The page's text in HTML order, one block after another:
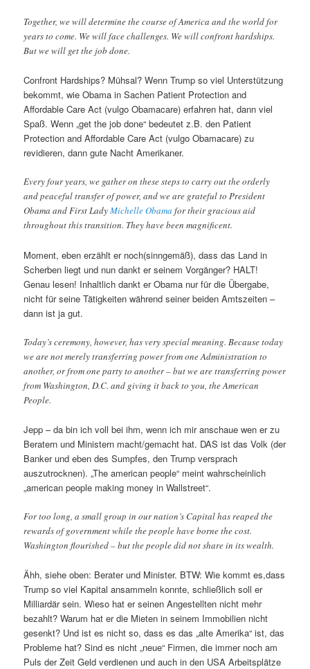
Together, we will determine the course of America and the world for
years to come. We will face challenges. We will confront hardships.
But we will get the job done.
Confront Hardships? Mühsal? Wenn Trump so viel Unterstützung
bekommt, wie Obama in Sachen Patient Protection and
Affordable Care Act (vulgo Obamacare) erfahren hat, dann viel
Spaß. Wenn „get the job done“ bedeutet z.B. den Patient
Protection and Affordable Care Act (vulgo Obamacare) zu
revidieren, dann gute Nacht Amerikaner.
Every four years, we gather on these steps to carry out the orderly
and peaceful transfer of power, and we are grateful to President
Obama and First LadyMichelle Obama for their gracious aid
throughout this transition. They have been magnificent.
Moment, eben erzählt er noch(sinngemäß), dass das Land in
Scherben liegt und nun dankt er seinem Vorgänger? HALT!
Genau lesen! Inhaltlich dankt er Obama nur für die Übergabe,
nicht für seine Tätigkeiten während seiner beiden Amtszeiten –
dann ist ja gut.
Today’s ceremony, however, has very special meaning. Because today
we are not merely transferring power from one Administration to
another, or from one party to another – but we are transferring power
from Washington, D.C. and giving it back to you, the American
People.
Jepp – da bin ich voll bei ihm, wenn ich mir anschaue wen er zu
Beratern und Ministern macht/gemacht hat. DAS ist das Volk (der
Banker und eben des Sumpfes, den Trump versprach
auszutrocknen). „The american people“ meint wahrscheinlich
„american people making money in Wallstreet“.
For too long, a small group in our nation’s Capital has reaped the
rewards of government while the people have borne the cost.
Washington flourished – but the people did not share in its wealth.
Ähh, siehe oben: Berater und Minister. BTW: Wie kommt es,dass
Trump so viel Kapital ansammeln konnte, schließlich soll er
Milliardär sein. Wieso hat er seinen Angestellten nicht mehr
bezahlt? Warum hat er die Mieten in seinem Immobilien nicht
gesenkt? Und ist es nicht so, dass es das „alte Amerika“ ist, das
Probleme hat? Sind es nicht „neue“ Firmen, die immer noch am
Puls der Zeit Geld verdienen und auch in den USA Arbeitsplätze